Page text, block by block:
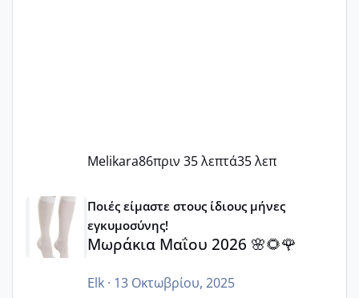
Melikara86πριν 35 λεπτά35 λεπ
Μωράκια Μαΐου 2026 🌸🌻🌹
Ποιές είμαστε στους ίδιους μήνες
εγκυμοσύνης!
Μωράκια Μαΐου 2026 🌸🌻🌹
Elk· 13 Οκτωβρίου, 2025